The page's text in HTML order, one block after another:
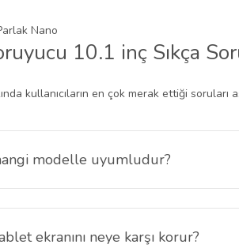
10.1 inç Sıkça
kullanıcıların en çok merak ettiği soruları
modelle uyumludur?
10.1 inç tabletmodeli ile uyumludur. Tablet
ekranını neye karşı korur?